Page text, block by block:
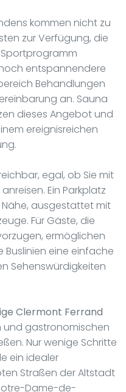
kommen nicht zu
zur Verfügung, die
entspannendere
Behandlungen
an. Sauna
dieses Angebot und
ereignisreichen
egal, ob Sie mit
Ein Parkplatz
ausgestattet mit
Für Gäste, die
ermöglichen
eine einfache
Sehenswürdigkeiten
Clermont Ferrand
und gastronomischen
Nur wenige Schritte
ein idealer
Straßen der Altstadt
Dame-de-